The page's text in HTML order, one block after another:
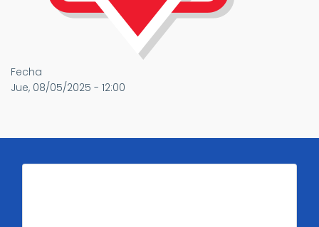
Fecha
Jue, 08/05/2025 - 12:00